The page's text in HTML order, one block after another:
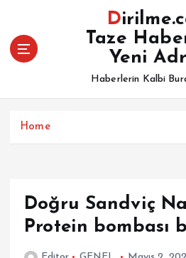
Dirilme.com
Taze
Yeni
Haberlerin Kalbi
Home
Doğru Sandviç
Protein bombası